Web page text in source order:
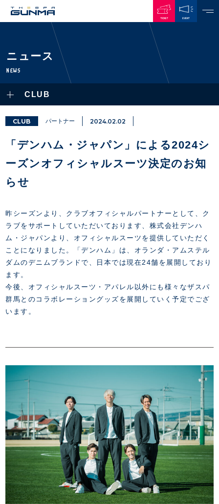
TICKET EVENT
TOP TEAM
CHALLENGERS
ACADEMY
THESPARK
OTHER
PLAYERS / STAFFS
選手・スタッフ一覧
・注意事項
・練習場ごとの注意事項
・練習場マップ
ファンレターの宛先
GAMES
試合日程・結果
順位表
ホームイベント情報
TICKETS
チケット情報
シーズンシート
・法人シーズンシート
GUIDE
INDEX
スタジアムアクセス
スタジアムルール
クラブプロパティ
スタジアムグルメ
会場周辺案内図
ホームイベント情報
初心者向けのガイダンス
運営サポートスタッフ募集
FANZONE
ザスパタイムズ
各SNS
マスコット
PARTNERS
クラブパートナー
アシストパートナー
ザスパ応援店紹介
ホームタウン活動
COMPANY
会社概要
CHALLENGERS
ACADEMY
U-18
U-15
U-12
スタッフ
SCHOOL
スクール概要
スタッフ
各校紹介・アクセス
スクール会員規約
TheSpark
ニュース
施設紹介
店舗エリアガイド
アクセス
Thesparkについて
お問い合わせ
ニュース
NEWS
CLUB
CLUB パートナー 2024.02.02
「デンハム・ジャパン」による2024シ
ーズンオフィシャルスーツ決定のお知
らせ
昨シーズンより、クラブオフィシャルパートナーとして、ク
ラブをサポートしていただいております、株式会社デンハ
ム・ジャパンより、オフィシャルスーツを提供していただく
ことになりました。「デンハム」は、オランダ・アムステル
ダムのデニムブランドで、日本では現在24舗を展開しており
ます。
今後、オフィシャルスーツ・アパレル以外にも様々なザスパ
群馬とのコラボレーショングッズを展開していく予定でござ
います。